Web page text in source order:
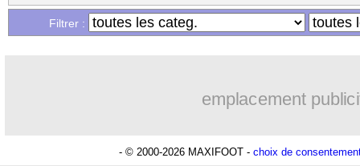
Filtrer :
emplacement
- © 2000-2026 MAXIFOOT - choix de